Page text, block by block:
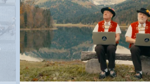
Bern 22
Bern 65
Bern 9
Bern-Zollikofen
Biel/Bienne
Binningen